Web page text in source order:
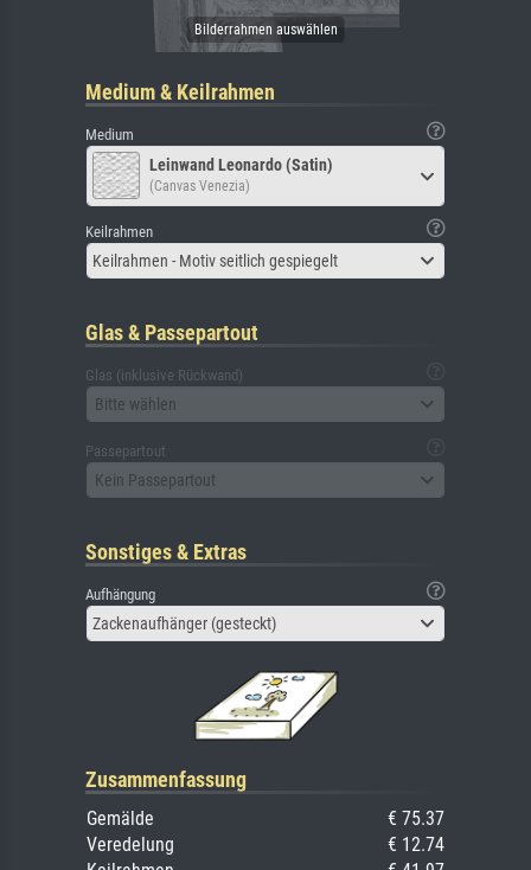
Medium & Keilrahmen
Medium
Leinwand Leonardo (Satin)
(Canvas Venezia)
Keilrahmen
Keilrahmen - Motiv seitlich gespiegelt
Glas & Passepartout
Glas (inklusive Rückwand)
Bitte wählen
Passepartout
Kein Passepartout
Sonstiges & Extras
Aufhängung
Zackenaufhänger (gesteckt)
Zusammenfassung
Gemälde
€ 75.37
Veredelung
€ 12.74